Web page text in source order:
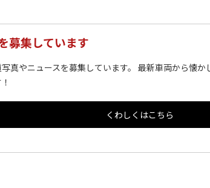
募集しています
真やニュースを募集しています。 最新車両から懐
くわしくはこちら